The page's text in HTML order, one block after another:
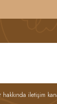
iletişim